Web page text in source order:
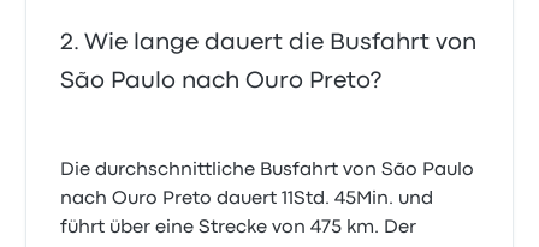
Wie lange dauert die Busfahrt von
São Paulo nach Ouro Preto?
Die durchschnittliche Busfahrt von São Paulo
nach Ouro Preto dauert 11Std. 45Min. und
führt über eine Strecke von 475 km. Der